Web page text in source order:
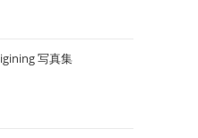
写真集